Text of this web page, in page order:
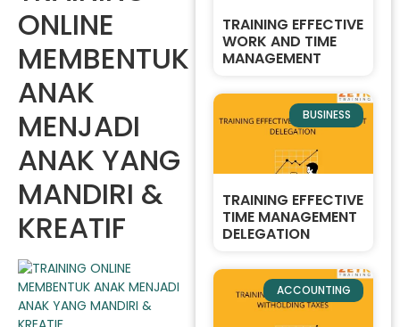
ONLINE
MEMBENTUK
ANAK
MENJADI
ANAK YANG
MANDIRI &
KREATIF
TRAINING EFFECTIVE
WORK AND TIME
MANAGEMENT
BUSINESS
TRAINING EFFECTIVE
TIME MANAGEMENT
DELEGATION
ACCOUNTING